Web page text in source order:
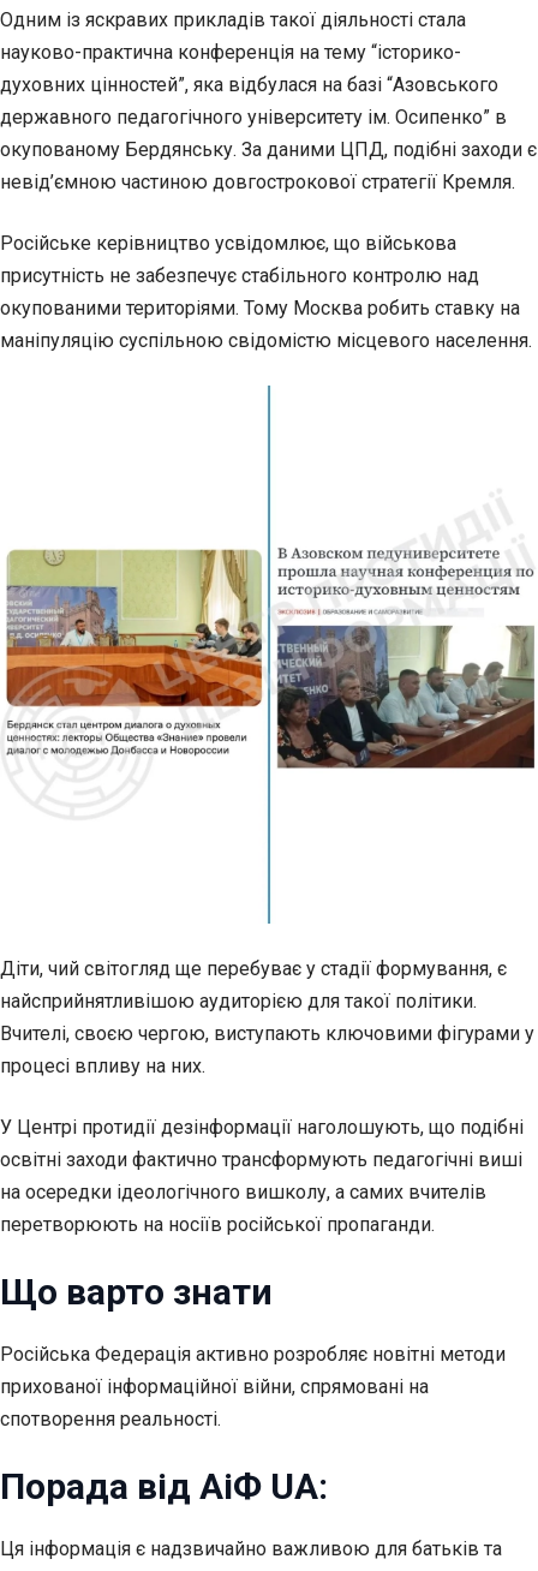
Одним із яскравих прикладів такої діяльності стала
науково-практична конференція на тему “історико-
духовних цінностей”, яка відбулася на базі “Азовського
державного педагогічного університету ім. Осипенко” в
окупованому Бердянську. За даними ЦПД, подібні заходи є
невід’ємною частиною довгострокової стратегії Кремля.
Російське керівництво усвідомлює, що військова
присутність не забезпечує стабільного контролю над
окупованими територіями. Тому Москва робить ставку на
маніпуляцію суспільною свідомістю місцевого населення.
Діти, чий світогляд ще перебуває у стадії формування, є
найсприйнятливішою аудиторією для такої політики.
Вчителі, своєю чергою, виступають ключовими фігурами у
процесі впливу на них.
У Центрі протидії дезінформації наголошують, що подібні
освітні заходи фактично трансформують педагогічні виші
на осередки ідеологічного вишколу, а самих вчителів
перетворюють на носіїв російської пропаганди.
Що варто знати
Російська Федерація активно розробляє новітні методи
прихованої інформаційної війни, спрямовані на
спотворення реальності.
Порада від АіФ UA:
Ця інформація є надзвичайно важливою для батьків та